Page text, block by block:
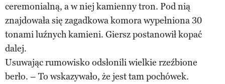
ceremonialną, a w niej kamienny tron. Pod nią
znajdowała się zagadkowa komora wypełniona 30
tonami luźnych kamieni. Giersz postanowił kopać
dalej.
Usuwając rumowisko odsłonili wielkie rzeźbione
berło. – To wskazywało, że jest tam pochówek.